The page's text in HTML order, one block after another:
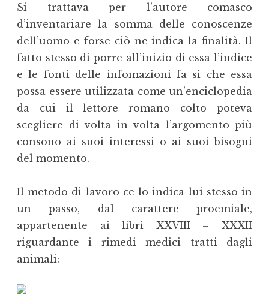
Si trattava per l’autore comasco
d’inventariare la somma delle conoscenze
dell’uomo e forse ciò ne indica la finalità. Il
fatto stesso di porre all’inizio di essa l’indice
e le fonti delle infomazioni fa sì che essa
possa essere utilizzata come un’enciclopedia
da cui il lettore romano colto poteva
scegliere di volta in volta l’argomento più
consono ai suoi interessi o ai suoi bisogni
del momento.
Il metodo di lavoro ce lo indica lui stesso in
un passo, dal carattere proemiale,
appartenente ai libri XXVIII – XXXII
riguardante i rimedi medici tratti dagli
animali: